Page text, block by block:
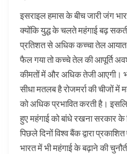
इसराइल हमास के बीच जारी जंग
क्योंकि युद्ध के चलते महंगाई बढ़
प्रतिशत से अधिक कच्चा तेल आयात
फैल गया तो कच्चे तेल की आपूर्ति
कीमतों में और अधिक तेजी आएगी।
सीधा मतलब है रोजमर्रा की चीजों में
को अधिक प्रभावित करती है।
हुए महंगाई को बांधे रखना सरकार
पिछले दिनों विश्व बैंक द्वारा
भारत में भी महंगाई के बढ़ाने की